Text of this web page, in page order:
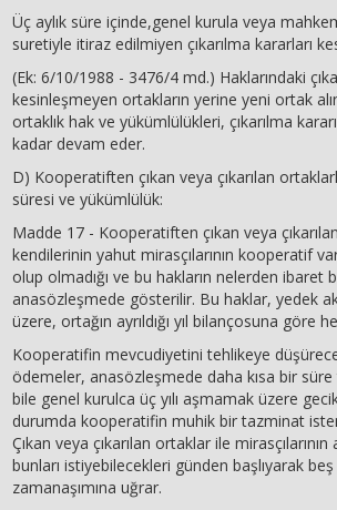
Üç aylık süre içinde,genel kurula veya
suretiyle itiraz edilmiyen çıkarılma kararları
(Ek: 6/10/1988 - 3476/4 md.) Haklarındaki
kesinleşmeyen ortakların yerine yeni ortak
ortaklık hak ve yükümlülükleri, çıkarılma
kadar devam eder.
D) Kooperatiften çıkan veya çıkarılan
süresi ve yükümlülük:
Madde 17 - Kooperatiften çıkan veya
kendilerinin yahut mirasçılarının kooperatif
olup olmadığı ve bu hakların nelerden ibaret
anasözleşmede gösterilir. Bu haklar, yedek
üzere, ortağın ayrıldığı yıl bilançosuna göre
Kooperatifin mevcudiyetini tehlikeye
ödemeler, anasözleşmede daha kısa bir
bile genel kurulca üç yılı aşmamak üzere
durumda kooperatifin muhik bir tazminat
Çıkan veya çıkarılan ortaklar ile
bunları istiyebilecekleri günden başlıyarak
zamanaşımına uğrar.